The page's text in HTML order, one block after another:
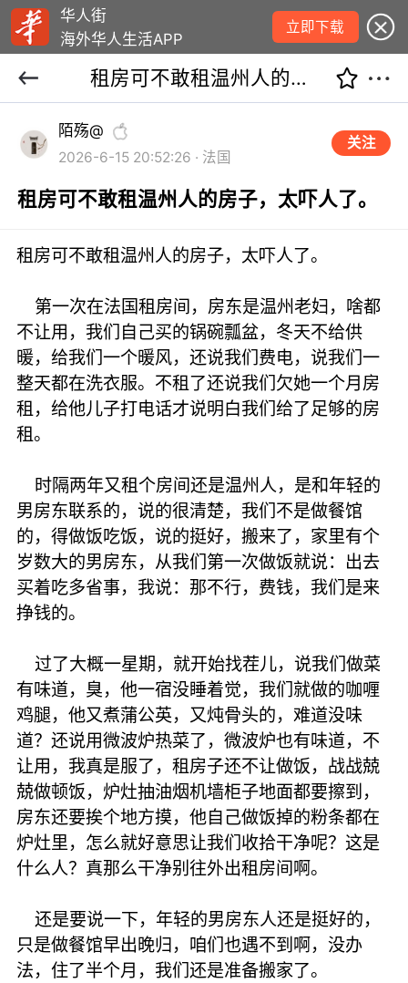
华人街
海外华人生活APP
立即下载
租房可不敢租温州人的房子，太吓人了。
陌殇@
2026-6-15 20:52:26 · 法国
关注
租房可不敢租温州人的房子，太吓人了。
租房可不敢租温州人的房子，太吓人了。
第一次在法国租房间，房东是温州老妇，啥都
不让用，我们自己买的锅碗瓢盆，冬天不给供
暖，给我们一个暖风，还说我们费电，说我们一
整天都在洗衣服。不租了还说我们欠她一个月房
租，给他儿子打电话才说明白我们给了足够的房
租。
时隔两年又租个房间还是温州人，是和年轻的
男房东联系的，说的很清楚，我们不是做餐馆
的，得做饭吃饭，说的挺好，搬来了，家里有个
岁数大的男房东，从我们第一次做饭就说：出去
买着吃多省事，我说：那不行，费钱，我们是来
挣钱的。
过了大概一星期，就开始找茬儿，说我们做菜
有味道，臭，他一宿没睡着觉，我们就做的咖喱
鸡腿，他又煮蒲公英，又炖骨头的，难道没味
道？还说用微波炉热菜了，微波炉也有味道，不
让用，我真是服了，租房子还不让做饭，战战兢
兢做顿饭，炉灶抽油烟机墙柜子地面都要擦到，
房东还要挨个地方摸，他自己做饭掉的粉条都在
炉灶里，怎么就好意思让我们收拾干净呢？这是
什么人？真那么干净别往外出租房间啊。
还是要说一下，年轻的男房东人还是挺好的，
只是做餐馆早出晚归，咱们也遇不到啊，没办
法，住了半个月，我们还是准备搬家了。